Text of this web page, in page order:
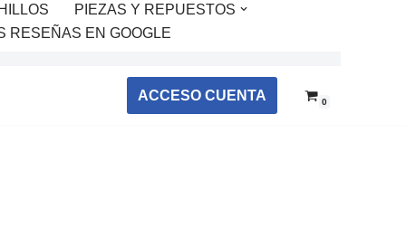
PIEZAS Y REPUESTOS
RESEÑAS EN GOOGLE
ACCESO CUENTA 0